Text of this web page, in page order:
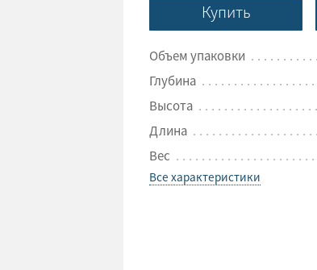
Купить
Объем упаковки
Глубина
Высота
Длина
Вес
Все характеристики